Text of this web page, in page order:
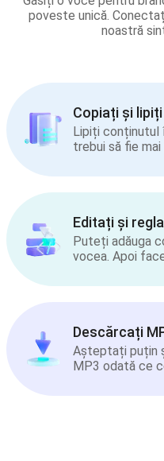
poveste unică.
noastră
Copiați și
Lipiți conținutul
trebui să fie
Editați și
Puteți adăuga
vocea. Apoi
Descărcați
Așteptați puțin
MP3 odată ce